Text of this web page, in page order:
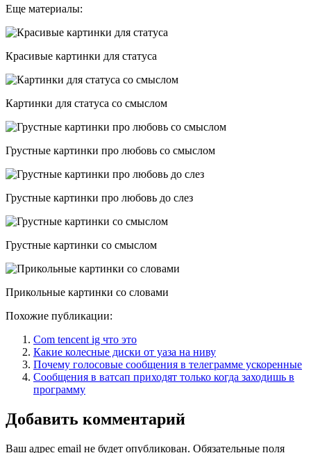
Еще материалы:
Красивые картинки для статуса
Картинки для статуса со смыслом
Грустные картинки про любовь со смыслом
Грустные картинки про любовь до слез
Грустные картинки со смыслом
Прикольные картинки со словами
Похожие публикации:
Com tencent ig что это
Какие колесные диски от уаза на ниву
Почему голосовые сообщения в телеграмме ускоренные
Сообщения в ватсап приходят только когда заходишь в
программу
Добавить комментарий
Ваш адрес email не будет опубликован. Обязательные поля